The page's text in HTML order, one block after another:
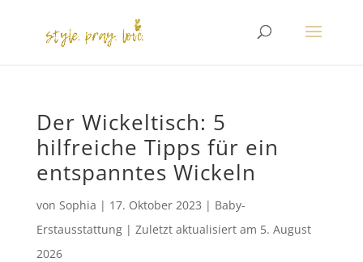
Der Wickeltisch: 5
hilfreiche Tipps für ein
entspanntes Wickeln
von Sophia | 17. Oktober 2023 | Baby-
Erstausstattung| Zuletzt aktualisiert am 5. August
2026